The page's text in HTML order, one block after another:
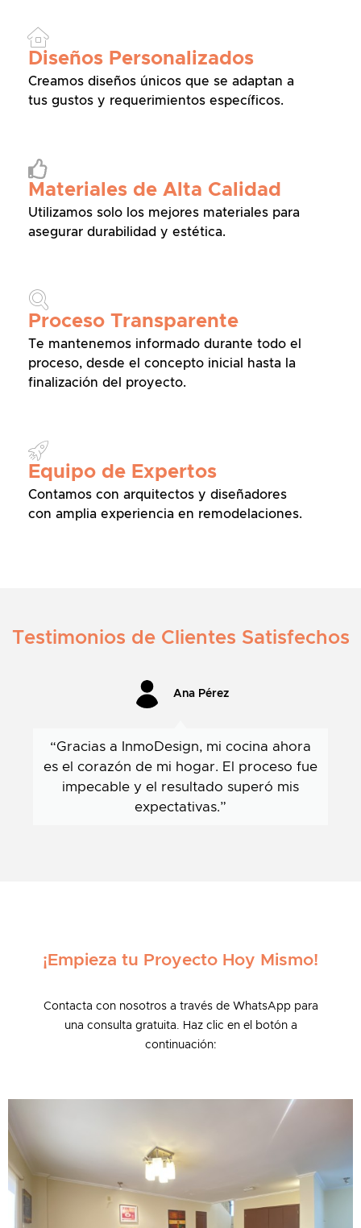
Diseños Personalizados
Creamos diseños únicos que se adaptan a
tus gustos y requerimientos específicos.
Materiales de Alta Calidad
Utilizamos solo los mejores materiales para
asegurar durabilidad y estética.
Proceso Transparente
Te mantenemos informado durante todo el
proceso, desde el concepto inicial hasta la
finalización del proyecto.
Equipo de Expertos
Contamos con arquitectos y diseñadores
con amplia experiencia en remodelaciones.
Testimonios de Clientes Satisfechos
“Gracias a InmoDesign, mi cocina ahora
es el corazón de mi hogar. El proceso fue
impecable y el resultado superó mis
expectativas.”
Ana Pérez
¡Empieza tu Proyecto Hoy Mismo!
Contacta con nosotros a través de WhatsApp para
una consulta gratuita. Haz clic en el botón a
continuación: